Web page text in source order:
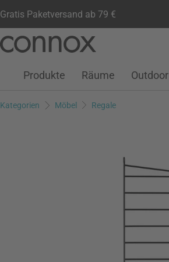
Gratis Paketversand ab 79 €
Seiteninhalt
Suchfeld
Kundenkonto
Wunschliste
Warenkorb
Produkte Räume Outdoor
Kategorien Möbel Regale